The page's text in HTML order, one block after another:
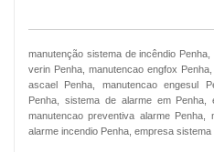
manutenção sistema de incêndio
verin Penha, manutencao engfox
ascael Penha, manutencao engesul
Penha, sistema de alarme em Penha,
manutencao preventiva alarme Penha,
alarme incendio Penha, empresa sistema